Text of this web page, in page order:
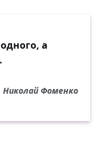
а
Николай Фоменко